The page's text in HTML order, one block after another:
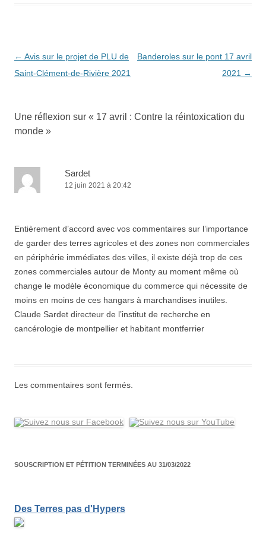
Navigation
des
← Avis sur le projet de PLU de
Saint-Clément-de-Rivière 2021
Banderoles sur le pont 17 avril
2021 →
Une réflexion sur « 17 avril : Contre la réintoxication du
monde »
Sardet
12 juin 2021 à 20:42
Entièrement d’accord avec vos commentaires sur l’importance
de garder des terres agricoles et des zones non commerciales
en périphérie immédiates des villes, il existe déjà trop de ces
zones commerciales autour de Monty au moment même où
change le modèle économique du commerce qui nécessite de
moins en moins de ces hangars à marchandises inutiles.
Claude Sardet directeur de l’institut de recherche en
cancérologie de montpellier et habitant montferrier
Les commentaires sont fermés.
SOUSCRIPTION ET PÉTITION TERMINÉES AU 31/03/2022
Des Terres pas d'Hypers